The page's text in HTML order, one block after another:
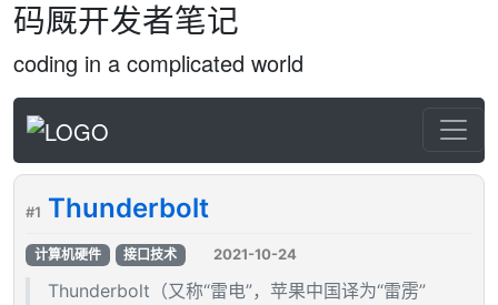
码厩开发者笔记
coding in a complicated world
#1 Thunderbolt
计算机硬件 接口技术 2021-10-24
Thunderbolt（又称“雷电”，苹果中国译为“雷雳”